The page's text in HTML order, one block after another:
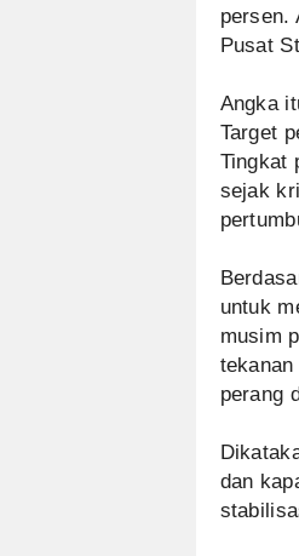
persen.
Pusat
Angka
Target
Tingkat
sejak
untuk
musim
perang
dan